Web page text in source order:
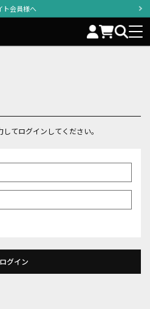
ト会員様へ
てログインしてください。